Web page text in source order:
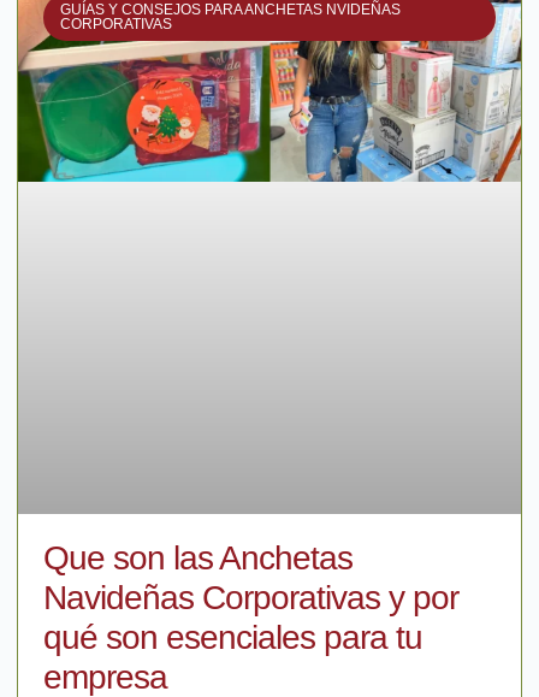
GUÍAS Y CONSEJOS PARA ANCHETAS NVIDEÑAS
CORPORATIVAS
Que son las Anchetas
Navideñas Corporativas y por
qué son esenciales para tu
empresa